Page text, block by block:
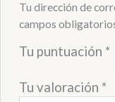
Tu dirección de
campos
Tu puntuación *
Tu valoración *